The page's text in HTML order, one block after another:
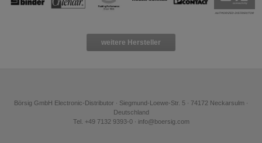
weitere Hersteller
Börsig GmbH Electronic-Distributor ∙ Siegmund-Loewe-Str. 5 ∙ 74172 Neckarsulm ∙
Deutschland
Tel. +49 7132 9393-0 ∙ info@boersig.com